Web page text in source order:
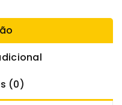
(0)